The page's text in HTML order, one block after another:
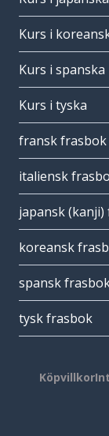
Kurs i
Kurs i spanska
Kurs i tyska
fransk frasbok
italiensk
japansk
koreansk
spansk
tysk frasbok
Köpvillkor